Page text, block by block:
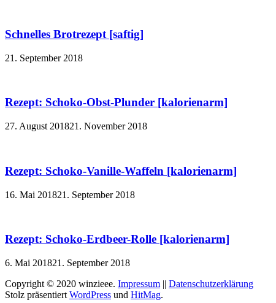
Schnelles Brotrezept [saftig]
21. September 2018
Rezept: Schoko-Obst-Plunder [kalorienarm]
27. August 201821. November 2018
Rezept: Schoko-Vanille-Waffeln [kalorienarm]
16. Mai 201821. September 2018
Rezept: Schoko-Erdbeer-Rolle [kalorienarm]
6. Mai 201821. September 2018
Copyright © 2020 winzieee. Impressum || Datenschutzerklärung
Stolz präsentiert WordPress und HitMag.